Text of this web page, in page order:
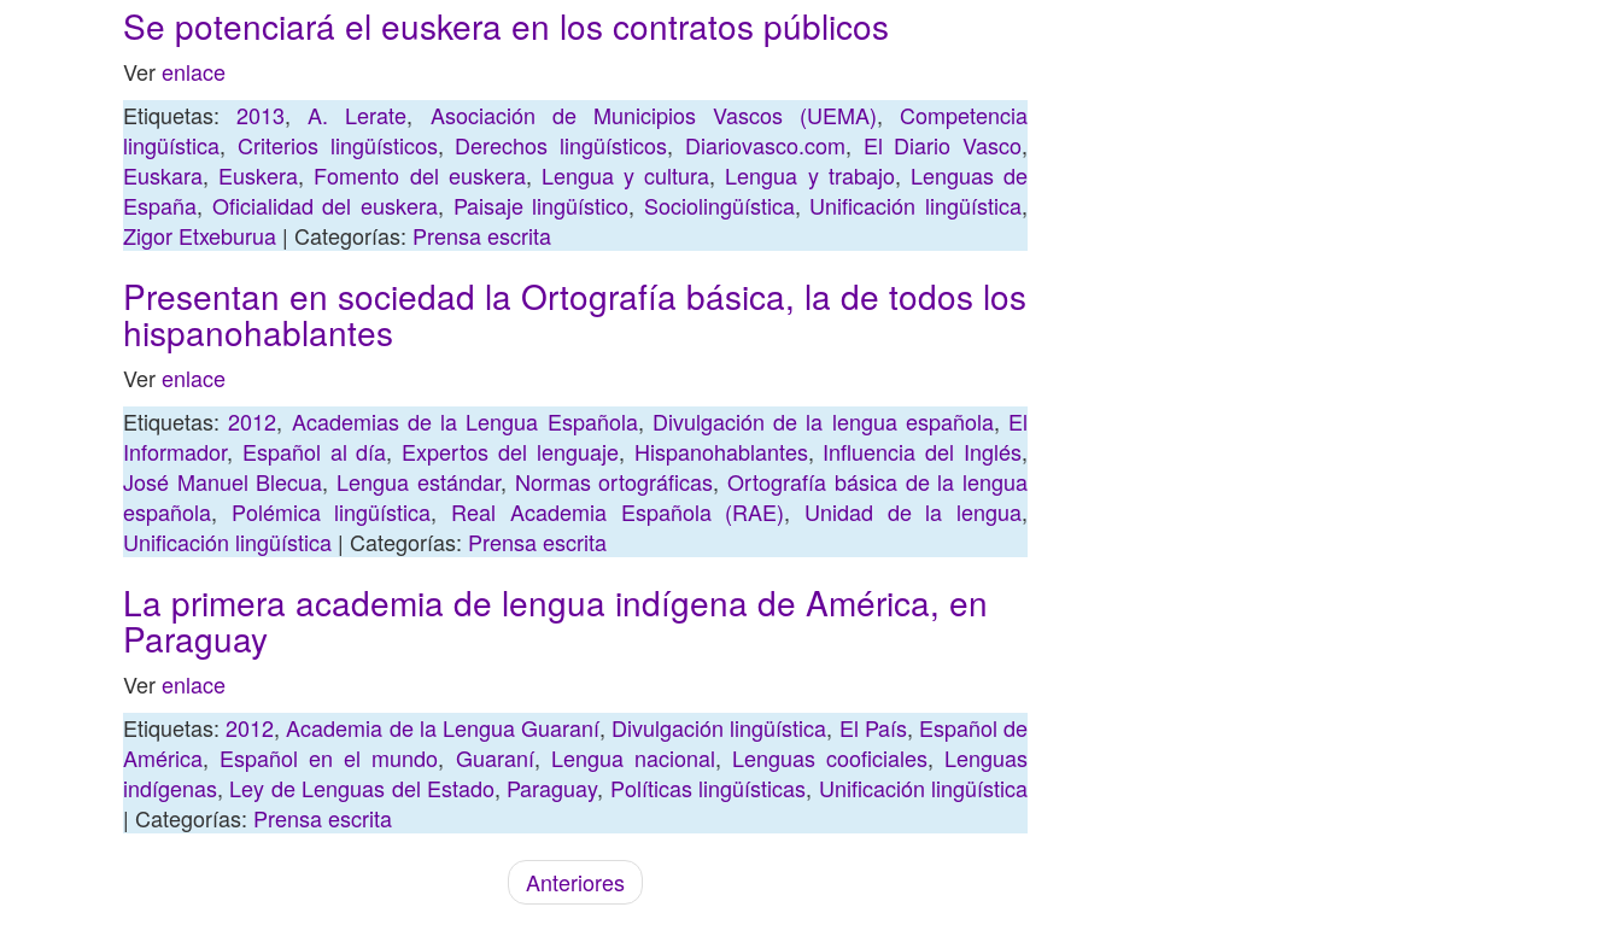
Se potenciará el euskera en los contratos públicos
Verenlace
Etiquetas:2013,A. Lerate, Asociación de Municipios Vascos (UEMA),Competencia
lingüística, Criterios lingüísticos, Derechos lingüísticos, Diariovasco.com, El Diario Vasco,
Euskara, Euskera, Fomento del euskera, Lengua y cultura, Lengua y trabajo, Lenguas de
España, Oficialidad del euskera, Paisaje lingüístico, Sociolingüística, Unificación lingüística,
Zigor Etxeburua | Categorías: Prensa escrita
Presentan en sociedad la Ortografía básica, la de todos los
hispanohablantes
Verenlace
Etiquetas:2012, Academias de la Lengua Española, Divulgación de la lengua española, El
Informador, Español al día, Expertos del lenguaje, Hispanohablantes, Influencia del Inglés,
José Manuel Blecua, Lengua estándar, Normas ortográficas,Ortografía básica de la lengua
española, Polémica lingüística, Real Academia Española (RAE), Unidad de la lengua,
Unificación lingüística | Categorías: Prensa escrita
La primera academia de lengua indígena de América, en
Paraguay
Verenlace
Etiquetas:2012,Academia de la Lengua Guaraní, Divulgación lingüística, El País, Español de
América, Español en el mundo, Guaraní, Lengua nacional, Lenguas cooficiales, Lenguas
indígenas, Ley de Lenguas del Estado, Paraguay, Políticas lingüísticas, Unificación lingüística
| Categorías: Prensa escrita
Anteriores